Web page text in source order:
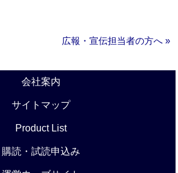
広報・宣伝担当者の方へ »
会社案内
サイトマップ
Product List
購読・試読申込み